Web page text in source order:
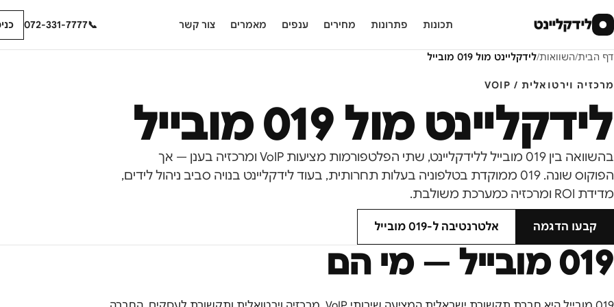
● לידקליינט תכונות פתרונות מחירים ענפים מאמרים צור קשר 📞
072-331-7777
דף הבית/השוואות/לידקליינט מול 019 מובייל
מרכזיה וירטואלית / VOIP
לידקליינט מול 019 מובייל
בהשוואה בין 019 מובייל ללידקליינט, שתי הפלטפורמות מציעות VoIP ומרכזיה בענן — אך
הפוקוס שונה. 019 ממוקדת בטלפוניה בעלות תחרותית, בעוד לידקליינט בנויה סביב ניהול לידים,
מדידת ROI ומרכזיה כמערכת משולבת.
קבעו הדגמה אלטרנטיבה ל-019 מובייל
019 מובייל — מי הם